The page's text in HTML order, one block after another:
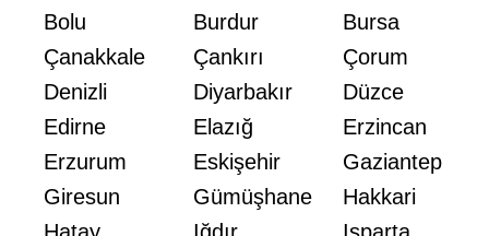
Bolu
Burdur
Bursa
Çanakkale
Çankırı
Çorum
Denizli
Diyarbakır
Düzce
Edirne
Elazığ
Erzincan
Erzurum
Eskişehir
Gaziantep
Giresun
Gümüşhane
Hakkari